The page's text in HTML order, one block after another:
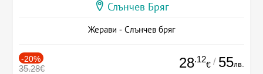
Слънчев Бряг
Жерави - Слънчев бряг
-20%
35.28€ 28.12
€ / 55лв.